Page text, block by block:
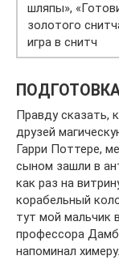
шляпы»,
золотого
игра в снитч
Правду сказать,
друзей
Гарри Поттере,
сыном зашли в
как раз на
корабельный
тут мой мальчик
профессора
напоминал